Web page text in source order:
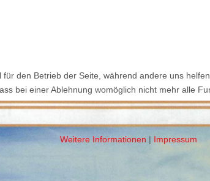
den Betrieb der Seite, während andere uns
bei einer Ablehnung womöglich nicht mehr alle
Weitere Informationen | Impressum